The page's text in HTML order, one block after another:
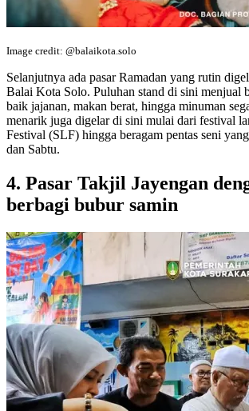
Image credit: @balaikota.solo
Selanjutnya ada pasar Ramadan yang rutin
Balai Kota Solo. Puluhan stand di sini menjual
baik jajanan, makan berat, hingga minuman
menarik juga digelar di sini mulai dari festival
Festival (SLF) hingga beragam pentas seni
dan Sabtu.
4. Pasar Takjil Jayengan
berbagi bubur samin